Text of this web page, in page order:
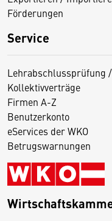
Förderungen
Service
Lehrabschlussprüfung
Kollektivverträge
Firmen A-Z
Benutzerkonto
eServices der WKO
Betrugswarnungen